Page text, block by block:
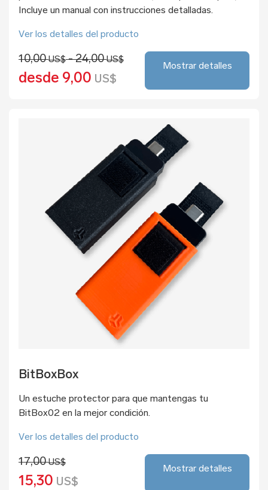
Incluye un manual con instrucciones detalladas.
Ver los detalles del producto
10,00US$- 24,00US$
desde 9,00 US$
Mostrar detalles
BitBoxBox
Un estuche protector para que mantengas tu
BitBox02 en la mejor condición.
Ver los detalles del producto
17,00US$
15,30 US$
Mostrar detalles